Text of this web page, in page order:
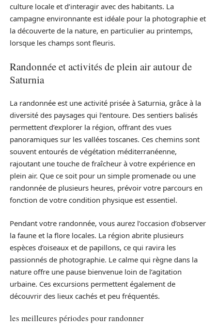
culture locale et d’interagir avec des habitants. La
campagne environnante est idéale pour la photographie et
la découverte de la nature, en particulier au printemps,
lorsque les champs sont fleuris.
Randonnée et activités de plein air autour de
Saturnia
La randonnée est une activité prisée à Saturnia, grâce à la
diversité des paysages qui l’entoure. Des sentiers balisés
permettent d’explorer la région, offrant des vues
panoramiques sur les vallées toscanes. Ces chemins sont
souvent entourés de végétation méditerranéenne,
rajoutant une touche de fraîcheur à votre expérience en
plein air. Que ce soit pour un simple promenade ou une
randonnée de plusieurs heures, prévoir votre parcours en
fonction de votre condition physique est essentiel.
Pendant votre randonnée, vous aurez l’occasion d’observer
la faune et la flore locales. La région abrite plusieurs
espèces d’oiseaux et de papillons, ce qui ravira les
passionnés de photographie. Le calme qui règne dans la
nature offre une pause bienvenue loin de l’agitation
urbaine. Ces excursions permettent également de
découvrir des lieux cachés et peu fréquentés.
les meilleures périodes pour randonner